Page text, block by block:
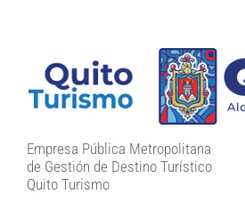
Empresa Pública Metropolitana
de Gestión de Destino Turístico
Quito Turismo